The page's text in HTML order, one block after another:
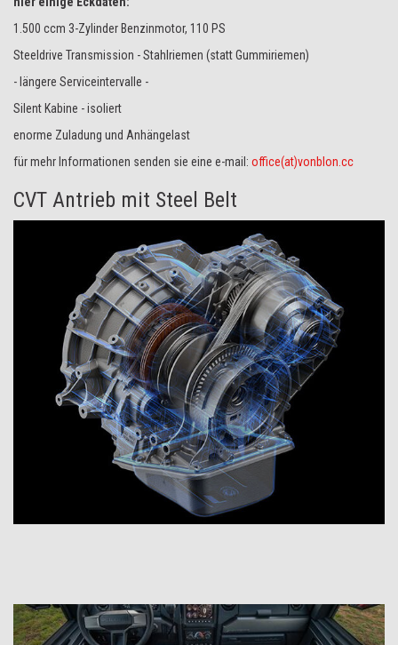
1.500 ccm 3-Zylinder Benzinmotor, 110 PS
Steeldrive Transmission - Stahlriemen (statt Gummiriemen)
- längere Serviceintervalle -
Silent Kabine - isoliert
enorme Zuladung und Anhängelast
für mehr Informationen senden sie eine e-mail: office(at)vonblon.cc
CVT Antrieb mit Steel Belt